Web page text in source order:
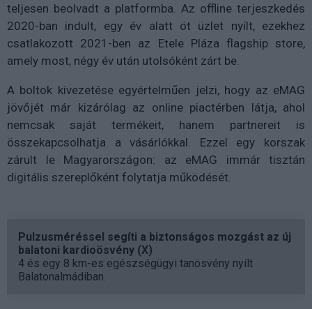
teljesen beolvadt a platformba. Az offline terjeszkedés
2020-ban indult, egy év alatt öt üzlet nyílt, ezekhez
csatlakozott 2021-ben az Etele Pláza flagship store,
amely most, négy év után utolsóként zárt be.
A boltok kivezetése egyértelműen jelzi, hogy az eMAG
jövőjét már kizárólag az online piactérben látja, ahol
nemcsak saját termékeit, hanem partnereit is
összekapcsolhatja a vásárlókkal. Ezzel egy korszak
zárult le Magyarországon: az eMAG immár tisztán
digitális szereplőként folytatja működését.
Pulzusméréssel segíti a biztonságos mozgást az új
balatoni kardioösvény (X)
4 és egy 8 km-es egészségügyi tanösvény nyílt
Balatonalmádiban.